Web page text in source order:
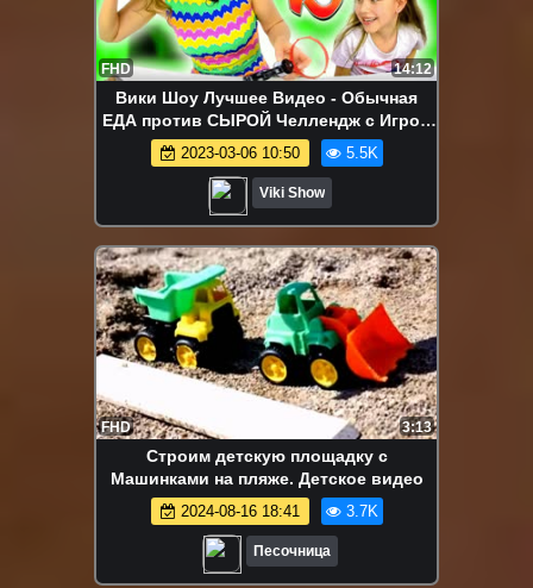
FHD 14:12
Вики Шоу Лучшее Видео - Обычная
ЕДА против СЫРОЙ Челлендж с Игрой
Пати РУССКАЯ РУЛЕТКА / Вики Шоу
2023-03-06 10:50 5.5K
Viki Show
FHD 3:13
Строим детскую площадку с
Машинками на пляже. Детское видео
2024-08-16 18:41 3.7K
Песочница